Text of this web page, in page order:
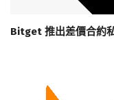
Bitget 推出差價合約